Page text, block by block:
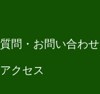
質問・お問い合わせ
アクセス